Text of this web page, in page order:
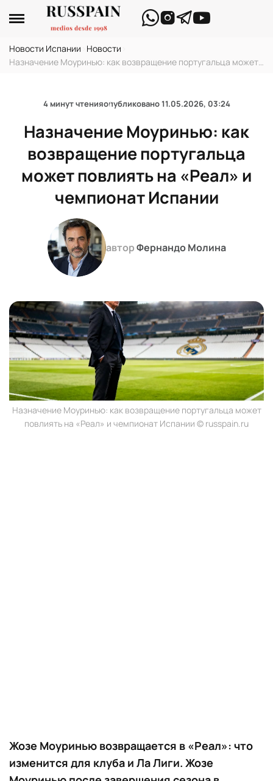
Новости Испании Новости
Назначение Моуринью: как возвращение португальца может
4 минут чтенияопубликовано11.05.2026, 03:24
Назначение Моуринью: как
возвращение португальца
может повлиять на «Реал» и
чемпионат Испании
авторФернандо Молина
Назначение Моуринью: как возвращение португальца может
повлиять на «Реал» и чемпионат Испании © russpain.ru
Жозе Моуринью возвращается в «Реал»: что
изменится для клуба и Ла Лиги. Жозе